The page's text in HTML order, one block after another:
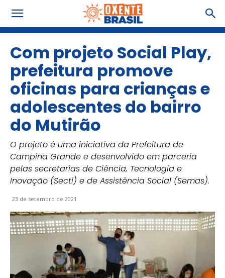
Com projeto Social Play,
prefeitura promove
oficinas para crianças e
adolescentes do bairro
do Mutirão
O projeto é uma iniciativa da Prefeitura de
Campina Grande e desenvolvido em parceria
pelas secretarias de Ciência, Tecnologia e
Inovação (Secti) e de Assistência Social (Semas).
23 de setembro de 2021